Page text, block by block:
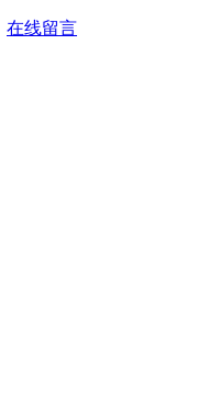
在线留言